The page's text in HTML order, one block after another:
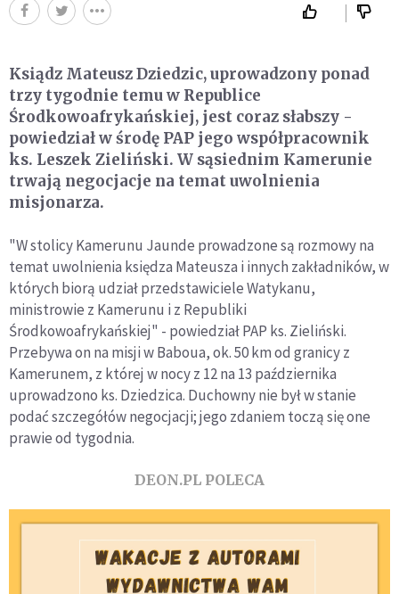
Ksiądz Mateusz Dziedzic, uprowadzony ponad
trzy tygodnie temu w Republice
Środkowoafrykańskiej, jest coraz słabszy -
powiedział w środę PAP jego współpracownik
ks. Leszek Zieliński. W sąsiednim Kamerunie
trwają negocjacje na temat uwolnienia
misjonarza.
"W stolicy Kamerunu Jaunde prowadzone są rozmowy na
temat uwolnienia księdza Mateusza i innych zakładników, w
których biorą udział przedstawiciele Watykanu,
ministrowie z Kamerunu i z Republiki
Środkowoafrykańskiej" - powiedział PAP ks. Zieliński.
Przebywa on na misji w Baboua, ok. 50 km od granicy z
Kamerunem, z której w nocy z 12 na 13 października
uprowadzono ks. Dziedzica. Duchowny nie był w stanie
podać szczegółów negocjacji; jego zdaniem toczą się one
prawie od tygodnia.
DEON.PL POLECA